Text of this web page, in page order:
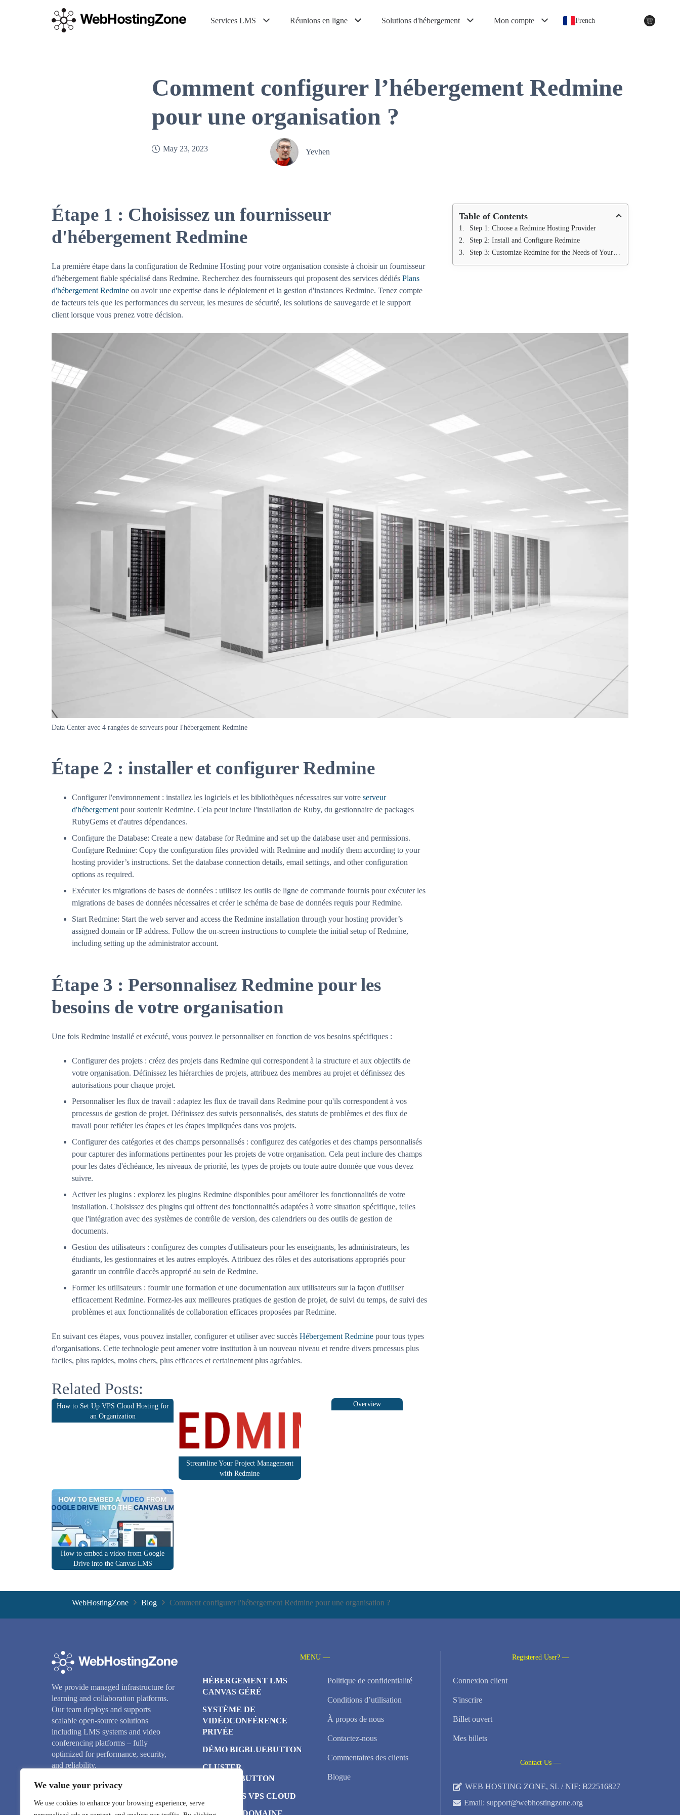
We value your privacy
We use cookies to enhance your browsing experience, serve
Services LMS Réunions en ligne Solutions d'hébergement Mon compte French
Comment configurer l’hébergement Redmine
pour une organisation ?
May 23, 2023 Yevhen
Étape 1 : Choisissez un fournisseur
d'hébergement Redmine
La première étape dans la configuration de Redmine Hosting pour votre organisation consiste à choisir un fournisseur
d'hébergement fiable spécialisé dans Redmine. Recherchez des fournisseurs qui proposent des services dédiés Plans
d'hébergement Redmine ou avoir une expertise dans le déploiement et la gestion d'instances Redmine. Tenez compte
de facteurs tels que les performances du serveur, les mesures de sécurité, les solutions de sauvegarde et le support
client lorsque vous prenez votre décision.
Data Center avec 4 rangées de serveurs pour l'hébergement Redmine
Étape 2 : installer et configurer Redmine
Configurer l'environnement : installez les logiciels et les bibliothèques nécessaires sur votre serveur
d'hébergement pour soutenir Redmine. Cela peut inclure l'installation de Ruby, du gestionnaire de packages
RubyGems et d'autres dépendances.
Configure the Database: Create a new database for Redmine and set up the database user and permissions.
Configure Redmine: Copy the configuration files provided with Redmine and modify them according to your
hosting provider’s instructions. Set the database connection details, email settings, and other configuration
options as required.
Exécuter les migrations de bases de données : utilisez les outils de ligne de commande fournis pour exécuter les
migrations de bases de données nécessaires et créer le schéma de base de données requis pour Redmine.
Start Redmine: Start the web server and access the Redmine installation through your hosting provider’s
assigned domain or IP address. Follow the on-screen instructions to complete the initial setup of Redmine,
including setting up the administrator account.
Étape 3 : Personnalisez Redmine pour les
besoins de votre organisation
Une fois Redmine installé et exécuté, vous pouvez le personnaliser en fonction de vos besoins spécifiques :
Configurer des projets : créez des projets dans Redmine qui correspondent à la structure et aux objectifs de
votre organisation. Définissez les hiérarchies de projets, attribuez des membres au projet et définissez des
autorisations pour chaque projet.
Personnaliser les flux de travail : adaptez les flux de travail dans Redmine pour qu'ils correspondent à vos
processus de gestion de projet. Définissez des suivis personnalisés, des statuts de problèmes et des flux de
travail pour refléter les étapes et les étapes impliquées dans vos projets.
Configurer des catégories et des champs personnalisés : configurez des catégories et des champs personnalisés
pour capturer des informations pertinentes pour les projets de votre organisation. Cela peut inclure des champs
pour les dates d'échéance, les niveaux de priorité, les types de projets ou toute autre donnée que vous devez
suivre.
Activer les plugins : explorez les plugins Redmine disponibles pour améliorer les fonctionnalités de votre
installation. Choisissez des plugins qui offrent des fonctionnalités adaptées à votre situation spécifique, telles
que l'intégration avec des systèmes de contrôle de version, des calendriers ou des outils de gestion de
documents.
Gestion des utilisateurs : configurez des comptes d'utilisateurs pour les enseignants, les administrateurs, les
étudiants, les gestionnaires et les autres employés. Attribuez des rôles et des autorisations appropriés pour
garantir un contrôle d'accès approprié au sein de Redmine.
Former les utilisateurs : fournir une formation et une documentation aux utilisateurs sur la façon d'utiliser
efficacement Redmine. Formez-les aux meilleures pratiques de gestion de projet, de suivi du temps, de suivi des
problèmes et aux fonctionnalités de collaboration efficaces proposées par Redmine.
En suivant ces étapes, vous pouvez installer, configurer et utiliser avec succès Hébergement Redmine pour tous types
d'organisations. Cette technologie peut amener votre institution à un nouveau niveau et rendre divers processus plus
faciles, plus rapides, moins chers, plus efficaces et certainement plus agréables.
Related Posts:
How to Set Up VPS Cloud Hosting for
an Organization
Streamline Your Project Management
with Redmine
Overview
How to embed a video from Google
Drive into the Canvas LMS
Table of Contents
Step 1: Choose a Redmine Hosting Provider
Step 2: Install and Configure Redmine
Step 3: Customize Redmine for the Needs of Your Organization
WebHostingZone Blog Comment configurer l'hébergement Redmine pour une organisation ?
We provide managed infrastructure for
learning and collaboration platforms.
Our team deploys and supports
scalable open-source solutions
including LMS systems and video
conferencing platforms – fully
optimized for performance, security,
and reliability.
MENU —
HÉBERGEMENT LMS
CANVAS GÉRÉ
SYSTÈME DE
VIDÉOCONFÉRENCE
PRIVÉE
DÉMO BIGBLUEBUTTON
CLUSTER
BIGBLUEBUTTON
SERVEURS VPS CLOUD
Politique de confidentialité
Conditions d’utilisation
À propos de nous
Contactez-nous
Commentaires des clients
Blogue
Registered User? —
Connexion client
S'inscrire
Billet ouvert
Mes billets
Contact Us —
WEB HOSTING ZONE, SL / NIF: B22516827
Email: support@webhostingzone.org